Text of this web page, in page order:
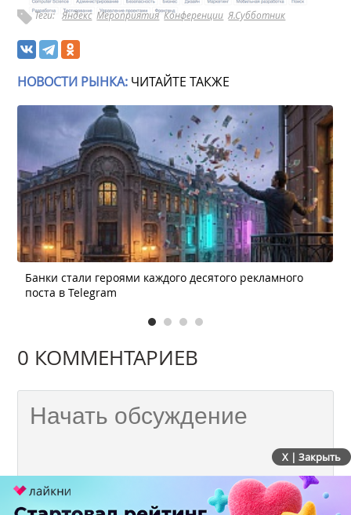
Теги: Яндекс Мероприятия Конференции Я.Субботник
НОВОСТИ РЫНКА: ЧИТАЙТЕ ТАКЖЕ
Банки стали героями каждого десятого рекламного
поста в Telegram
0 КОММЕНТАРИЕВ
X | Закрыть